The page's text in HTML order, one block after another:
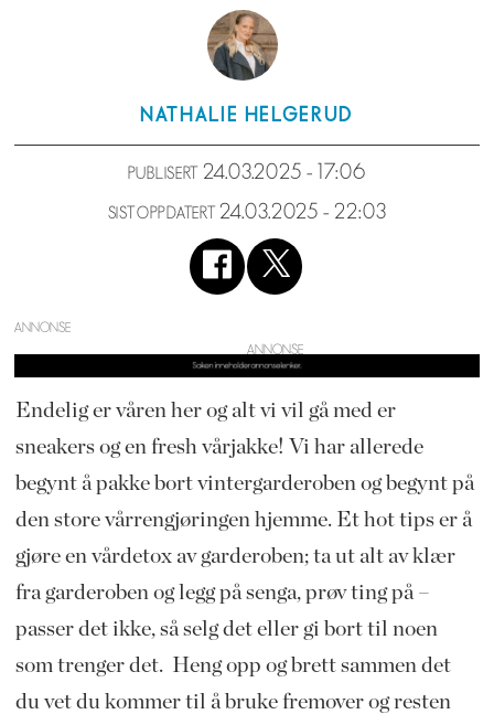
NATHALIE HELGERUD
PUBLISERT 24.03.2025 - 17:06
SIST OPPDATERT 24.03.2025 - 22:03
ANNONSE
Endelig er våren her og alt vi vil gå med er
sneakers og en fresh vårjakke! Vi har allerede
begynt å pakke bort vintergarderoben og begynt på
den store vårrengjøringen hjemme. Et hot tips er å
gjøre en vårdetox av garderoben; ta ut alt av klær
fra garderoben og legg på senga, prøv ting på –
passer det ikke, så selg det eller gi bort til noen
som trenger det. Heng opp og brett sammen det
du vet du kommer til å bruke fremover og resten